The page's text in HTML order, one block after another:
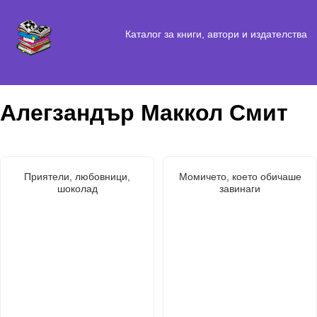
Каталог за книги, автори и издателства
Алегзандър Маккол Смит
Приятели, любовници,
шоколад
Момичето, което обичаше
завинаги